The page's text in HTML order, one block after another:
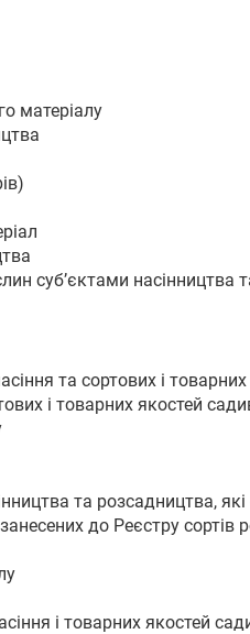
матеріалу
суб’єктами насінництва
та сортових і
і товарних якостей
та розсадництва,
до Реєстру сортів
і товарних якостей